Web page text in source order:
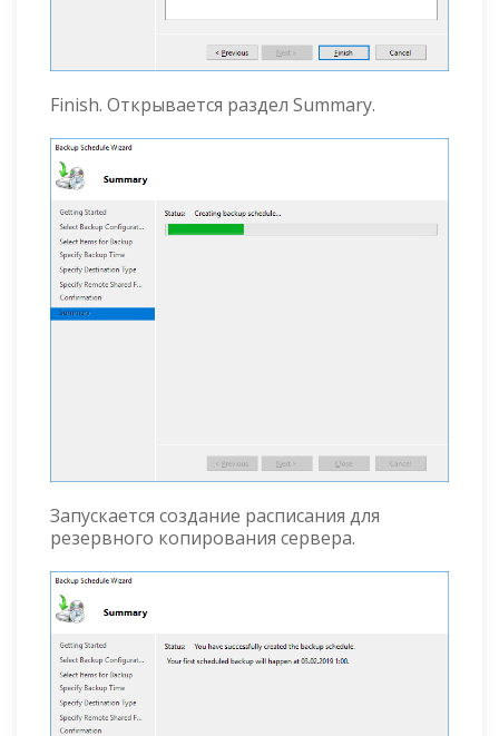
Finish. Открывается раздел Summary.
Запускается создание расписания для
резервного копирования сервера.